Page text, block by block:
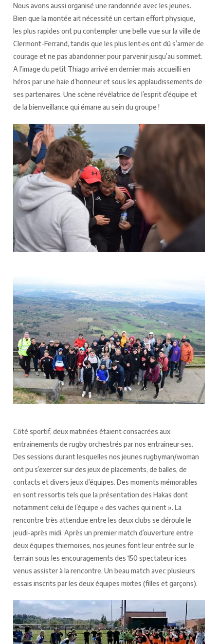
Nous avons aussi organisé une randonnée avec les jeunes.
Bien que la montée ait nécessité un certain effort physique,
les plus rapides ont pu contempler une belle vue sur la ville de
Clermont-Ferrand, tandis que les plus lent·es ont dû s’armer de
courage et ne pas abandonner pour parvenir jusqu’au sommet.
A l’image du petit Thiago arrivé en dernier mais accueilli en
héros par une haie d’honneur et sous les applaudissements de
ses partenaires. Une scène révélatrice de l’esprit d’équipe et
de la bienveillance qui émane au sein du groupe !
Côté sportif, deux matinées étaient consacrées aux
entrainements de rugby orchestrés par nos entraineur·ses.
Des sessions durant lesquelles nos jeunes rugbyman/woman
ont pu s’exercer sur des jeux de placements, de balles, de
contacts et divers jeux d’équipes. Des moments mémorables
en sont ressortis tels que la présentation des Hakas dont
notamment celui de l’équipe « des vaches qui rient ». La
rencontre très attendue entre les deux clubs se déroule le
jeudi-après midi. Après un premier match d’ouverture entre
deux équipes thiernoises, nos jeunes font leur entrée sur le
terrain sous les encouragements des 150 spectateur·ices
venus assister à la rencontre. Un beau match avec plusieurs
essais inscrits par les deux équipes mixtes (filles et garçons).